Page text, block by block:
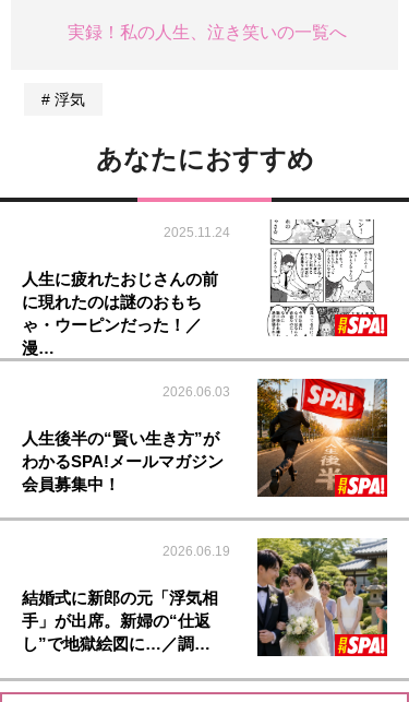
実録！私の人生、泣き笑いの一覧へ
浮気
あなたにおすすめ
2025.11.24
人生に疲れたおじさんの前
に現れたのは謎のおもち
ゃ・ウーピンだった！／
漫…
2026.06.03
人生後半の“賢い生き方”が
わかるSPA!メールマガジン
会員募集中！
2026.06.19
結婚式に新郎の元「浮気相
手」が出席。新婦の“仕返
し”で地獄絵図に…／調…